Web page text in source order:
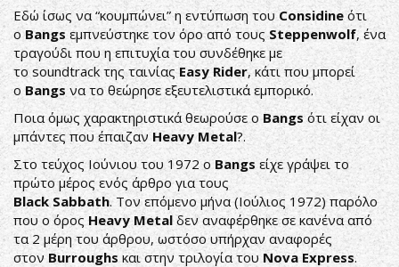
Εδώ ίσως να “κουμπώνει” η εντύπωση του Considineότι
οBangs εμπνεύστηκε τον όρο από τουςSteppenwolf, ένα
τραγούδι που η επιτυχία του συνδέθηκε με
το soundtrack της ταινίαςEasy Rider, κάτι που μπορεί
o Bangsνα το θεώρησε εξευτελιστικά εμπορικό.
Ποια όμως χαρακτηριστικά θεωρούσε ο Bangs ότι είχαν οι
μπάντες που έπαιζαν Heavy Metal?.
Στο τεύχος Ιούνιου του 1972 ο Bangs είχε γράψει το
πρώτο μέρος ενός άρθρο για τους
Black Sabbath. Τον επόμενο μήνα (Ιούλιος 1972) παρόλο
που ο όρος Heavy Metalδεν αναφέρθηκε σε κανένα από
τα 2 μέρη του άρθρου, ωστόσο υπήρχαν αναφορές
στον Burroughs και στην τριλογία του Nova Express.